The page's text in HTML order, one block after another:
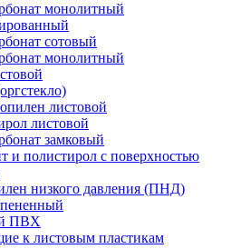
монолитный
сотовый
монолитный
листовой
листовой
замковый
и полистирол с поверхностью
низкого давления (ПНД)
ПВХ
к листовым пластикам